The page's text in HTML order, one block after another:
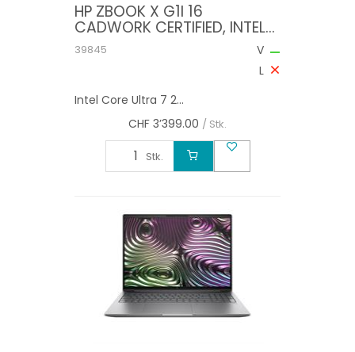
HP ZBOOK X G1I 16
CADWORK CERTIFIED, INTEL
CORE ULTRA 7 265H, 64GB,
SSD PCIE 1TB, 16 INCH,
V
L
39845
Intel Core Ultra 7 2...
CHF 3’399.00 / Stk.
Stk.